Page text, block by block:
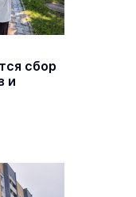
сбор
и